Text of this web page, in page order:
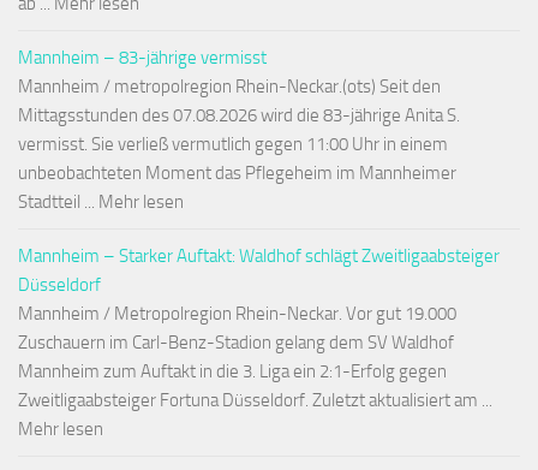
Mannheim – 83-jährige vermisst
Mannheim / metropolregion Rhein-Neckar.(ots) Seit den
Mittagsstunden des 07.08.2026 wird die 83-jährige Anita S.
vermisst. Sie verließ vermutlich gegen 11:00 Uhr in einem
unbeobachteten Moment das Pflegeheim im Mannheimer
Stadtteil ... Mehr lesen
Mannheim – Starker Auftakt: Waldhof schlägt Zweitligaabsteiger
Düsseldorf
Mannheim / Metropolregion Rhein-Neckar. Vor gut 19.000
Zuschauern im Carl-Benz-Stadion gelang dem SV Waldhof
Mannheim zum Auftakt in die 3. Liga ein 2:1-Erfolg gegen
Zweitligaabsteiger Fortuna Düsseldorf. Zuletzt aktualisiert am ...
Mehr lesen